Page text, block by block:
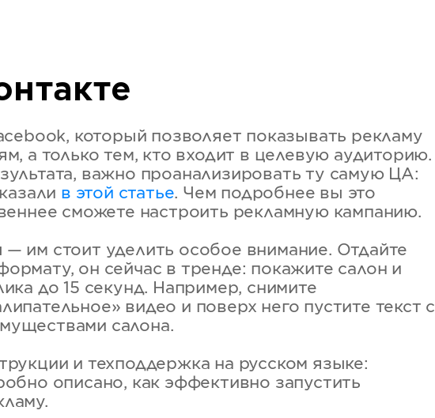
который позволяет показывать рекламу
а только тем, кто входит в целевую аудиторию.
важно проанализировать ту самую ЦА:
в этой статье. Чем подробнее вы это
сможете настроить рекламную кампанию.
— им стоит уделить особое внимание. Отдайте
он сейчас в тренде: покажите салон и
до 15 секунд. Например, снимите
видео и поверх него пустите текст с
салона.
и техподдержка на русском языке:
описано, как эффективно запустить